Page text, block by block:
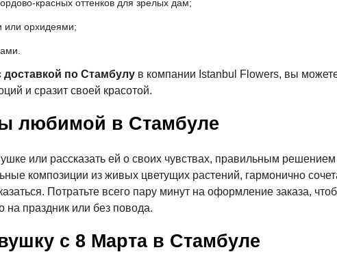
красных оттенков для зрелых дам;
или орхидеями;
по Стамбулу в компании Istanbul Flowers, вы
и сразит своей красотой.
любимой в Стамбуле
или рассказать ей о своих чувствах, правильным решением
композиции из живых цветущих растений, гармонично
Потратьте всего пару минут на оформление заказа,
на праздник или без повода.
с 8 Марта в Стамбуле